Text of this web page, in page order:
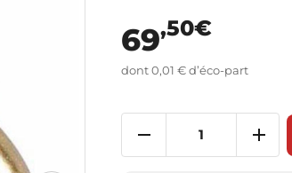
69,50€
dont 0,01 € d’éco-part